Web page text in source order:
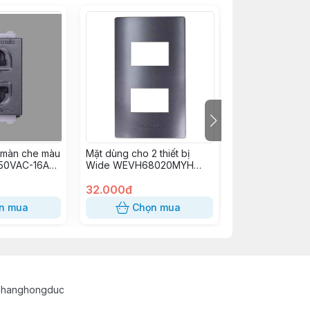
che màu
16A
mua
Mặt dùng cho 2 thiết bị
Wide WEVH68020MYH
32.000đ
Chọn mua